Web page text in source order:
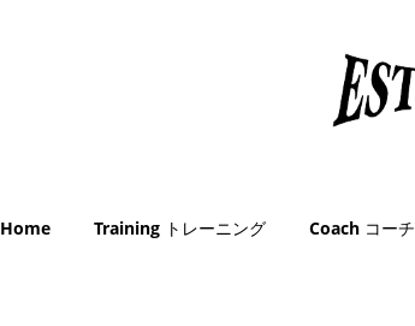
Home Training トレーニング Coach コーチ